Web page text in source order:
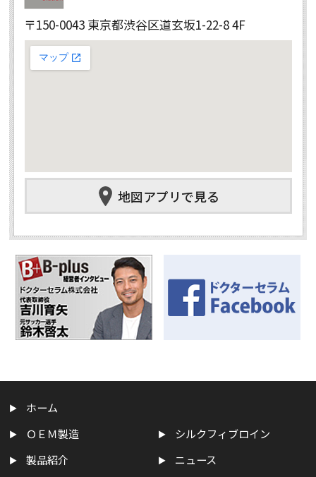
〒150-0043 東京都渋谷区道玄坂1-22-8 4F
地図アプリで見る
ホーム
ＯＥＭ製造
シルクフィブロイン
製品紹介
ニュース